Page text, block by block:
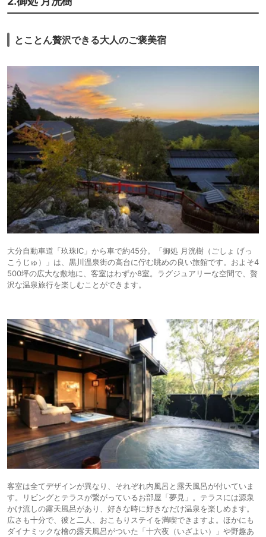
とことん贅沢できる大人のご褒美宿
大分自動車道「玖珠IC」から車で約45分。「御処 月洸樹（ごしょ げっ
こうじゅ）」は、黒川温泉街の高台に佇む眺めの良い旅館です。およそ4
500坪の広大な敷地に、客室はわずか8室。ラグジュアリーな空間で、贅
沢な温泉旅行を楽しむことができます。
客室は全てデザインが異なり、それぞれ内風呂と露天風呂が付いていま
す。リビングとテラスが繋がっているお部屋「夢見」。テラスには源泉
かけ流しの露天風呂があり、好きな時に好きなだけ温泉を楽しめます。
広さも十分で、彼と二人、おこもりステイを満喫できますよ。ほかにも
ダイナミックな檜の露天風呂がついた「十六夜（いざよい）」や野趣あ